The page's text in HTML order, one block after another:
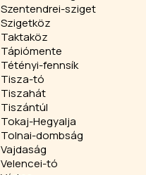
Szentendrei-sziget
Szigetköz
Taktaköz
Tápiómente
Tétényi-fennsík
Tisza-tó
Tiszahát
Tiszántúl
Tokaj-Hegyalja
Tolnai-dombság
Vajdaság
Velencei-tó